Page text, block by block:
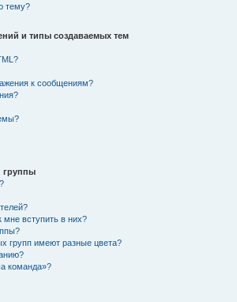
тему?
и типы создаваемых тем
к сообщениям?
группы
мне вступить в них?
групп имеют разные цвета?
команда»?